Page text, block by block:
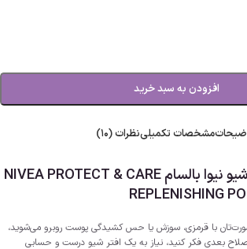
افزودن به سبد خرید
مشخصات تکمیلینظرات (10)
بررسی و خرید افتر شیو نیوا بالسام NIVEA PROTECT & CARE
REPLENISHING
با قرمزی، سوزش یا حس کشیدگی پوست روبرو می‌شوید،
بعدی فکر کنید، نیاز به یک افتر شیو درست و حسابی